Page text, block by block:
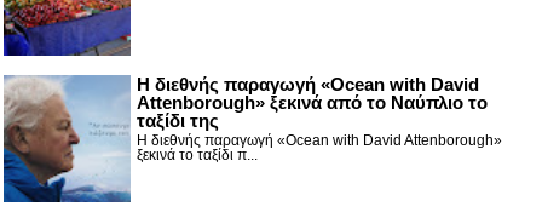
Η διεθνής παραγωγή «Ocean with David
Attenborough» ξεκινά από το Ναύπλιο το
ταξίδι της
Η διεθνής παραγωγή «Ocean with David Attenborough»
ξεκινά το ταξίδι π...